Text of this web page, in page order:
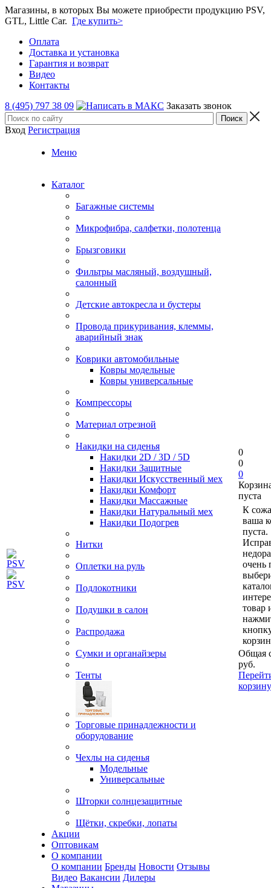
Магазины, в которых Вы можете приобрести продукцию PSV,
GTL, Little Car. Где купить>
Оплата
Доставка и установка
Гарантия и возврат
Видео
Контакты
8 (495) 797 38 09
Заказать звонок
Вход Регистрация
Меню
Каталог
Багажные системы
Микрофибра, салфетки, полотенца
Брызговики
Фильтры масляный, воздушный,
салонный
Детские автокресла и бустеры
Провода прикуривания, клеммы,
аварийный знак
Коврики автомобильные
Ковры модельные
Ковры универсальные
Компрессоры
Материал отрезной
Накидки на сиденья
Накидки 2D / 3D / 5D
Накидки Защитные
Накидки Искусственный мех
Накидки Комфорт
Накидки Массажные
Накидки Натуральный мех
Накидки Подогрев
Нитки
Оплетки на руль
Подлокотники
Подушки в салон
Распродажа
Сумки и органайзеры
Тенты
Торговые принадлежности и
оборудование
Чехлы на сиденья
Модельные
Универсальные
Шторки солнцезащитные
Щётки, скребки, лопаты
Акции
Оптовикам
О компании
О компании Бренды Новости Отзывы
Видео Вакансии Дилеры
0
0
0
пуста
К
ваша
пуста.
очень
товар
Общая
руб.
корзину